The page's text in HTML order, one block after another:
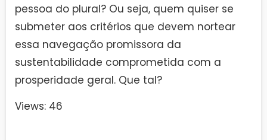
pessoa do plural? Ou seja, quem quiser se
submeter aos critérios que devem nortear
essa navegação promissora da
sustentabilidade comprometida com a
prosperidade geral. Que tal?
Views: 46